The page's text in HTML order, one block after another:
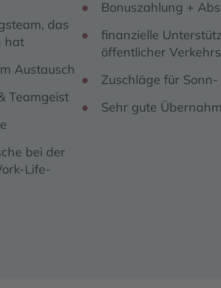
das
hat
Austausch
Teamgeist
bei der
Life-
Bonuszahlung +
finanzielle
öffentlicher
Zuschläge für
Sehr gute